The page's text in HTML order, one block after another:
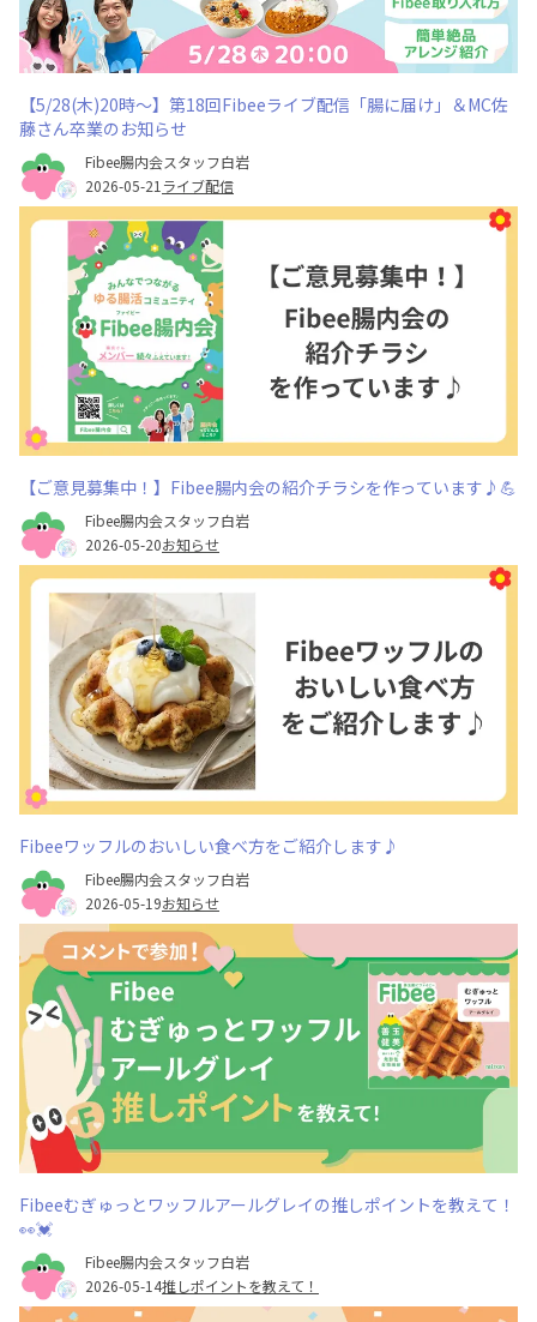
【5/28(木)20時～】第18回Fibeeライブ配信「腸に届け」＆MC佐
藤さん卒業のお知らせ
Fibee腸内会スタッフ白岩
2026-05-21 ライブ配信
【ご意見募集中！】Fibee腸内会の紹介チラシを作っています♪💪
Fibee腸内会スタッフ白岩
2026-05-20お知らせ
Fibeeワッフルのおいしい食べ方をご紹介します♪
Fibee腸内会スタッフ白岩
2026-05-19お知らせ
Fibeeむぎゅっとワッフルアールグレイの推しポイントを教えて！
👀💓
Fibee腸内会スタッフ白岩
2026-05-14推しポイントを教えて！